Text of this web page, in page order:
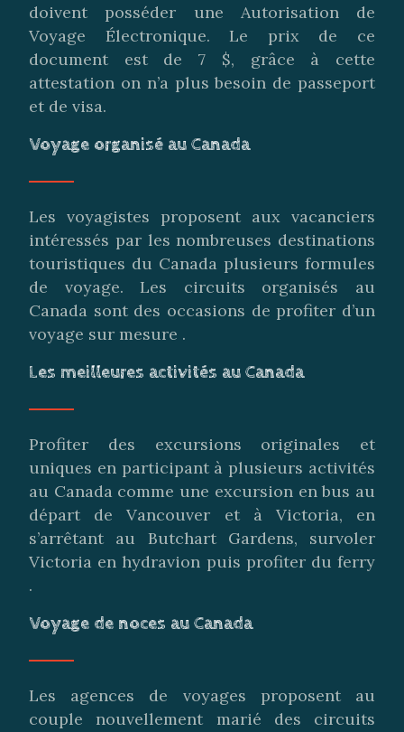
doivent posséder une Autorisation de
Voyage Électronique. Le prix de ce
document est de 7 $, grâce à cette
attestation on n’a plus besoin de passeport
et de visa.
Voyage organisé au Canada
Les voyagistes proposent aux vacanciers
intéressés par les nombreuses destinations
touristiques du Canada plusieurs formules
de voyage. Les circuits organisés au
Canada sont des occasions de profiter d’un
voyage sur mesure .
Les meilleures activités au Canada
Profiter des excursions originales et
uniques en participant à plusieurs activités
au Canada comme une excursion en bus au
départ de Vancouver et à Victoria, en
s’arrêtant au Butchart Gardens, survoler
Victoria en hydravion puis profiter du ferry
.
Voyage de noces au Canada
Les agences de voyages proposent au
couple nouvellement marié des circuits